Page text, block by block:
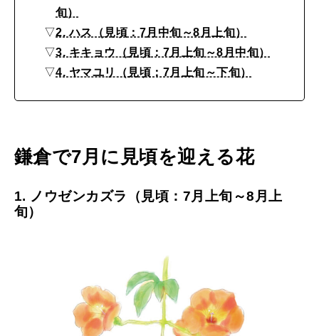
2026年7月号「鎌倉 ローカルが 教えてくれた 本当の歩き方。」
2026年6月号「大銀座 トレンドが生まれる 新しい一流店へ。」
2026年3月号「スイーツ予想図 2026」
2026年2月号「良運を掴む 新・開運術。」
2025年12月号「お酒の新常識。」
MAGAZINE
FOLLOW US!
え
「
花
の
カ
旬）
▽2. ハス（見頃：7月中旬～8月上旬）
▽3. キキョウ（見頃：7月上旬～8月中旬）
▽4. ヤマユリ（見頃：7月上旬～下旬）
鎌倉で7月に見頃を迎える花
1. ノウゼンカズラ（見頃：7月上旬～8月上
旬）